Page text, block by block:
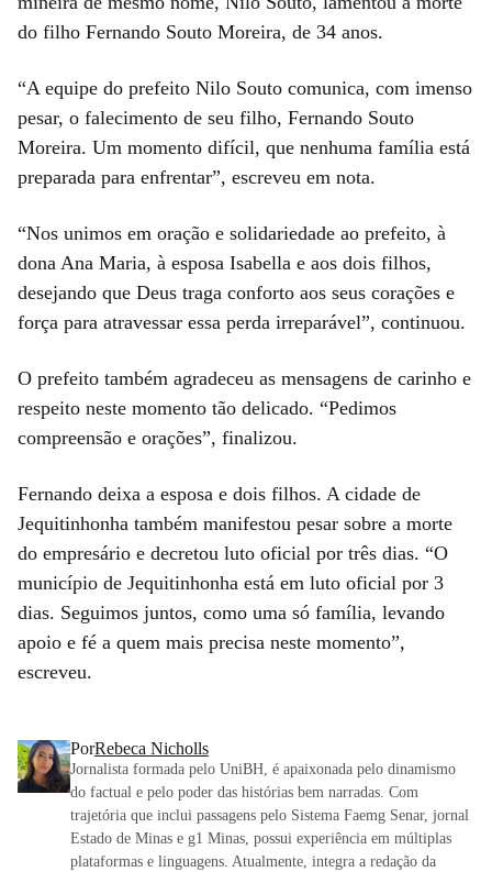
do filho Fernando Souto Moreira, de 34 anos.
“A equipe do prefeito Nilo Souto comunica, com imenso
pesar, o falecimento de seu filho, Fernando Souto
Moreira. Um momento difícil, que nenhuma família está
preparada para enfrentar”, escreveu em nota.
“Nos unimos em oração e solidariedade ao prefeito, à
dona Ana Maria, à esposa Isabella e aos dois filhos,
desejando que Deus traga conforto aos seus corações e
força para atravessar essa perda irreparável”, continuou.
O prefeito também agradeceu as mensagens de carinho e
respeito neste momento tão delicado. “Pedimos
compreensão e orações”, finalizou.
Fernando deixa a esposa e dois filhos. A cidade de
Jequitinhonha também manifestou pesar sobre a morte
do empresário e decretou luto oficial por três dias. “O
município de Jequitinhonha está em luto oficial por 3
dias. Seguimos juntos, como uma só família, levando
apoio e fé a quem mais precisa neste momento”,
escreveu.
PorRebeca Nicholls
Jornalista formada pelo UniBH, é apaixonada pelo dinamismo
do factual e pelo poder das histórias bem narradas. Com
trajetória que inclui passagens pelo Sistema Faemg Senar, jornal
Estado de Minas e g1 Minas, possui experiência em múltiplas
plataformas e linguagens. Atualmente, integra a redação da